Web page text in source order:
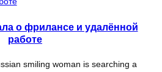
о фрилансе и удалённой
работе